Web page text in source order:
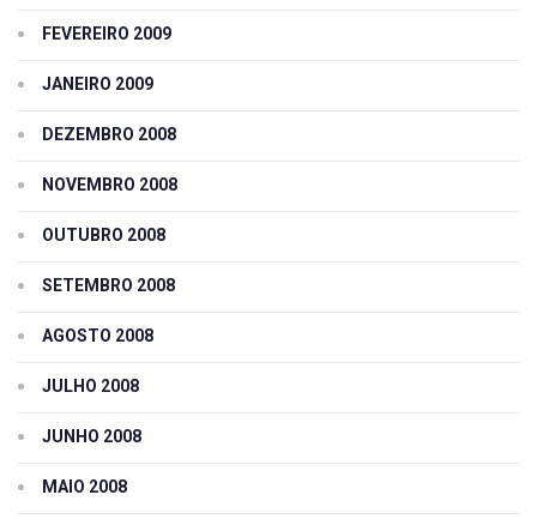
FEVEREIRO 2009
JANEIRO 2009
DEZEMBRO 2008
NOVEMBRO 2008
OUTUBRO 2008
SETEMBRO 2008
AGOSTO 2008
JULHO 2008
JUNHO 2008
MAIO 2008